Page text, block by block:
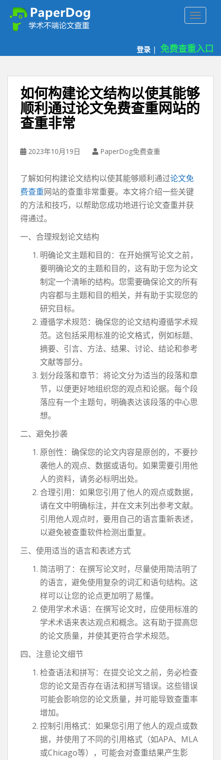
登录 | 免费查重入口
如何构建论文结构以使其能够
顺利通过论文免费查重网站的
查重非常
2023年10月19日 PaperDog免费查重
了解如何构建论文结构以使其能够顺利通过论文免
费查重网站的查重非常重要。本文将介绍一些关键
的方法和技巧，以帮助您成功地进行论文查重并获
得通过。
一、合理规划论文结构
明确论文主题和目的：在开始撰写论文之前，
要明确论文的主题和目的，这有助于您为论文
制定一个清晰的结构。您需要确保论文的所有
内容都与主题和目的相关，并有助于实现您的
研究目标。
遵循学术规范：确保您的论文结构遵循学术规
范。这包括采用标准的论文格式，例如标题、
摘要、引言、方法、结果、讨论、结论和参考
文献等部分。
划分段落和章节：将论文分为适当的段落和章
节，以便更好地组织您的观点和论据。每个段
落应有一个主题句，明确表达该段落的中心思
想。
二、避免抄袭
原创性：确保您的论文内容是原创的，不要抄
袭他人的观点、数据或语句。如果需要引用他
人的资料，请务必标明出处。
合理引用：如果您引用了他人的观点或数据，
请在文中明确标注，并在文末列出参考文献。
引用他人观点时，要用自己的语言重新表述，
以避免被查重软件检测出重复。
三、使用适当的语言和表述方式
简洁明了：在撰写论文时，尽量使用简洁明了
的语言，避免使用复杂的词汇和语句结构。这
样可以让您的论点更加明了易懂。
使用学术术语：在撰写论文时，应使用标准的
学术术语来表达观点和概念。这有助于提高您
的论文质量，并使其更符合学术规范。
四、注意论文细节
检查语法和拼写：在提交论文之前，务必检查
您的论文是否存在语法和拼写错误。这些错误
可能会影响您的论文质量，并可能导致查重率
增加。
控制引用格式：如果您引用了他人的观点或数
据，并使用了不同的引用格式（如APA、MLA
或Chicago等），可能会对查重结果产生影